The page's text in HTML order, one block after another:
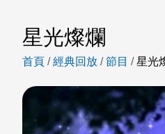
星光燦爛
首頁 /經典回放 /節目 /星光